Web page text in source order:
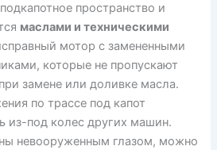
пространство и
маслами и техническими
мотор с замененными
которые не пропускают
замене или доливке масла.
по трассе под капот
из-под колес других машин.
невооруженным глазом, можно